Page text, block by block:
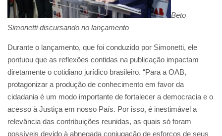
Beto
Simonetti discursando no lançamento
Durante o lançamento, que foi conduzido por Simonetti, ele
pontuou que as reflexões contidas na publicação impactam
diretamente o cotidiano jurídico brasileiro. “Para a OAB,
protagonizar a produção de conhecimento em favor da
cidadania é um modo importante de fortalecer a democracia e o
acesso à Justiça em nosso País. Por isso, é inestimável a
relevância das contribuições reunidas, as quais só foram
possíveis devido à abnegada conjugação de esforços de seus